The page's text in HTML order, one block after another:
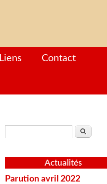
Liens Contact
Formulaire de recherche
Rechercher
Actualités
Parution avril 2022